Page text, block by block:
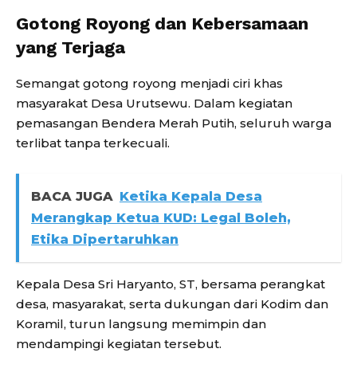
Gotong Royong dan Kebersamaan
yang Terjaga
Semangat gotong royong menjadi ciri khas
masyarakat Desa Urutsewu. Dalam kegiatan
pemasangan Bendera Merah Putih, seluruh warga
terlibat tanpa terkecuali.
BACA JUGA Ketika Kepala Desa
Merangkap Ketua KUD: Legal Boleh,
Etika Dipertaruhkan
Kepala Desa Sri Haryanto, ST, bersama perangkat
desa, masyarakat, serta dukungan dari Kodim dan
Koramil, turun langsung memimpin dan
mendampingi kegiatan tersebut.